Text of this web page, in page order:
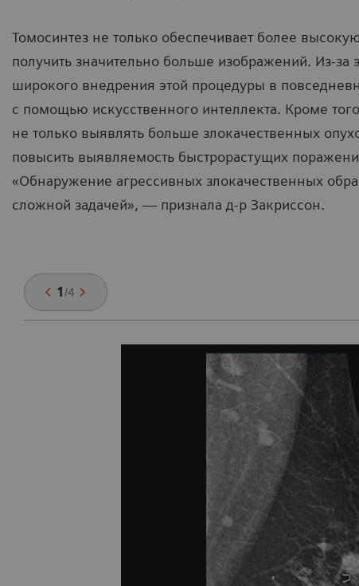
Томосинтез не только обеспечивает более
получить значительно больше изображений. Из-за
широкого внедрения этой процедуры в
с помощью искусственного интеллекта. Кроме
не только выявлять больше злокачественных
повысить выявляемость быстрорастущих
«Обнаружение агрессивных злокачественных
сложной задачей», — признала д-р Закриссон.
1/4